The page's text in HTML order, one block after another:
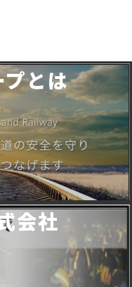
とは
会社